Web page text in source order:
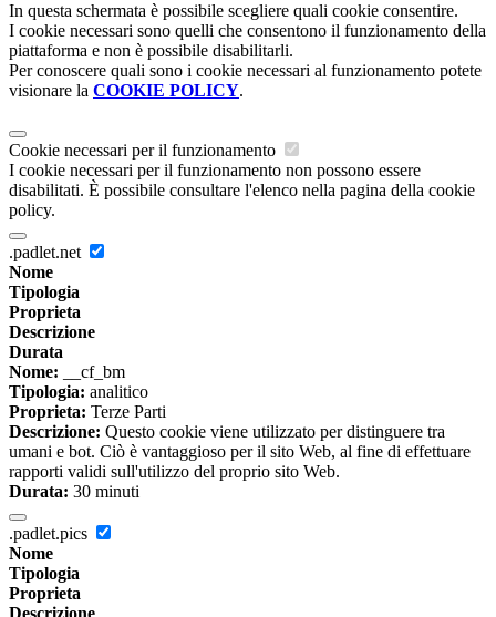
In questa schermata è possibile scegliere quali cookie consentire.
I cookie necessari sono quelli che consentono il funzionamento della
piattaforma e non è possibile disabilitarli.
Per conoscere quali sono i cookie necessari al funzionamento potete
visionare la COOKIE POLICY.
Cookie necessari per il funzionamento
I cookie necessari per il funzionamento non possono essere
disabilitati. È possibile consultare l'elenco nella pagina della cookie
policy.
.padlet.net
Nome
Tipologia
Proprieta
Descrizione
Durata
Nome: __cf_bm
Tipologia: analitico
Proprieta: Terze Parti
Descrizione: Questo cookie viene utilizzato per distinguere tra
umani e bot. Ciò è vantaggioso per il sito Web, al fine di effettuare
rapporti validi sull'utilizzo del proprio sito Web.
Durata: 30 minuti
.padlet.pics
Nome
Tipologia
Proprieta
Descrizione